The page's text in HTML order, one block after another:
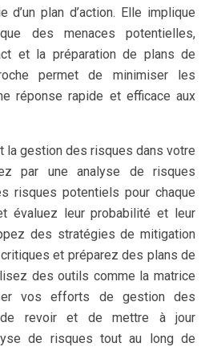
plan d’action. Elle implique
des menaces potentielles,
et la préparation de plans de
permet de minimiser les
réponse rapide et efficace aux
la gestion des risques dans votre
par une analyse de risques
risques potentiels pour chaque
évaluez leur probabilité et leur
des stratégies de mitigation
et préparez des plans de
des outils comme la matrice
vos efforts de gestion des
de revoir et de mettre à jour
de risques tout au long de